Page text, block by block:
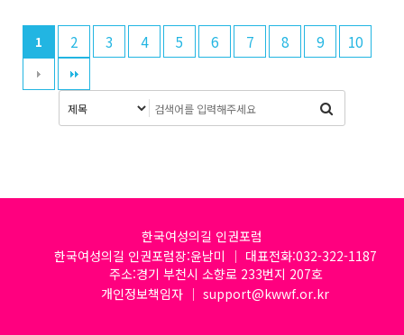
1 2 3 4 5 6 7 8 9 10
한국여성의길 인권포럼
한국여성의길 인권포럼장:윤남미 │ 대표전화:032-322-1187
주소:경기 부천시 소향로 233번지 207호
개인정보책임자 │ support@kwwf.or.kr